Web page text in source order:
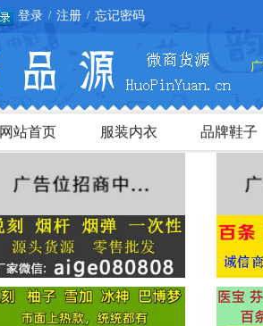
登录 / 注册 / 忘记密码
网站首页 服装内衣 品牌鞋子